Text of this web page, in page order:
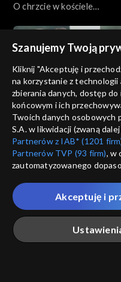
O chrzcie w kościele
My Wy Oni
Trudne pytania dzieci -
18.06.2009
My Wy Oni
Dialog małżeński
Szanujemy Twoją
Kliknij "Akceptuję i
na korzystanie z
zbierania danych, dostęp
końcowym i ich
Twoich danych osobowych
S.A. w likwidacji (zwaną
Partnerów z IAB* (1201
Partnerów TVP (93 firm), w
zautomatyzowanego
które wskazujemy poniżej, a
przez nas identyfikatora
Twoje dane osobowe
Ciebie naszych
„Portalem”, w tym
Akceptuję i